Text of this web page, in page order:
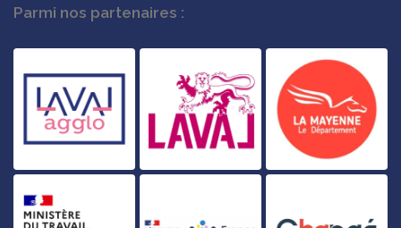
Parmi nos partenaires :